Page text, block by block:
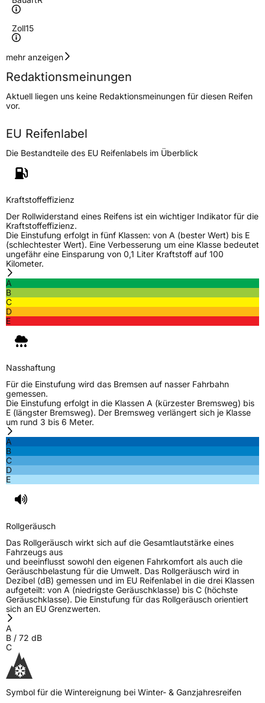
Zoll15
Geschwindigkeitsindex
Höchstgeschwindigkeit
240 km/h
Lastindex82
Höchstlast475 kg
Generelle Merkmale
Fahrzeugtyp
VerwendungGanzjahresreifen
ModellnameEurotraxx AS
FahrzeugartPKW & SUV
Weitere Eigenschaften
SchlauchtypTL
ZustandNeureifen
M+S
EU Label
EffizienzD
Nasshaftung B
Fahrzeugklasse
3PMSF / Schneeflockensymbol / Alpine-Symbol
EisgripNein
EPREL ID2335467
Allgemeine Produktsicherheit (GPSR)
Herstellerkontakt
Verantwortliche
in der EU
mehr anzeigen
Redaktionsmeinungen
Aktuell liegen uns keine Redaktionsmeinungen für diesen Reifen
vor.
EU Reifenlabel
Die Bestandteile des EU Reifenlabels im Überblick
Kraftstoffeffizienz
Der Rollwiderstand eines Reifens ist ein wichtiger Indikator für die
Kraftstoffeffizienz.
Die Einstufung erfolgt in fünf Klassen: von A (bester Wert) bis E
(schlechtester Wert). Eine Verbesserung um eine Klasse bedeutet
ungefähr eine Einsparung von 0,1 Liter Kraftstoff auf 100
Kilometer.
A
B
C
D
E
Nasshaftung
Für die Einstufung wird das Bremsen auf nasser Fahrbahn
gemessen.
Die Einstufung erfolgt in die Klassen A (kürzester Bremsweg) bis
E (längster Bremsweg). Der Bremsweg verlängert sich je Klasse
um rund 3 bis 6 Meter.
A
B
C
D
E
Rollgeräusch
Das Rollgeräusch wirkt sich auf die Gesamtlautstärke eines
Fahrzeugs aus
und beeinflusst sowohl den eigenen Fahrkomfort als auch die
Geräuschbelastung für die Umwelt. Das Rollgeräusch wird in
Dezibel (dB) gemessen und im EU Reifenlabel in die drei Klassen
aufgeteilt: von A (niedrigste Geräuschklasse) bis C (höchste
Geräuschklasse). Die Einstufung für das Rollgeräusch orientiert
sich an EU Grenzwerten.
A
B / 72 dB
C
Symbol für die Wintereignung bei Winter- & Ganzjahresreifen